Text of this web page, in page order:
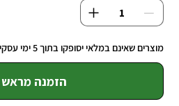
מוצרים שאינם במלאי יסופקו בתוך 5 ימי עסקים
הזמנה מראש